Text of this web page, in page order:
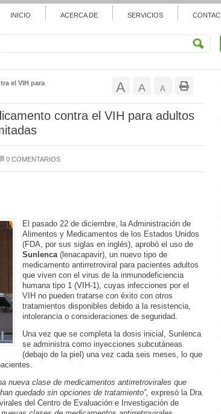
INICIO ACERCA DE SERVICIOS
el VIH para
A Reducir
tamaño
ARestablecer
tamaño
AAumentar
tamaño
fuente.
contra el VIH para adultos
0 COMENTARIOS
El pasado 22 de diciembre, la Administración de
Alimentos y Medicamentos de los Estados Unidos
(FDA, por sus siglas en inglés), aprobó el uso de
Sunlenca(lenacapavir), un nuevo tipo de
medicamento antirretroviral para pacientes adultos
que viven con el virus de la inmunodeficiencia
humana tipo 1 (VIH-1), cuyas infecciones por el
VIH no pueden tratarse con éxito con otros
tratamientos disponibles debido a la resistencia,
intolerancia o consideraciones de seguridad.
Una vez que se completa la dosis inicial, Sunlenca
se administra como inyecciones subcutáneas
(debajo de la piel) una vez cada seis meses, lo que
nueva clase de medicamentos antirretrovirales que
quedado sin opciones de tratamiento”, expresó la Dra.
del Centro de Evaluación e Investigación de